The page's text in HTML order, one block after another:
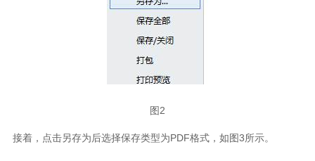
图2
接着，点击另存为后选择保存类型为PDF格式，如图3所示。